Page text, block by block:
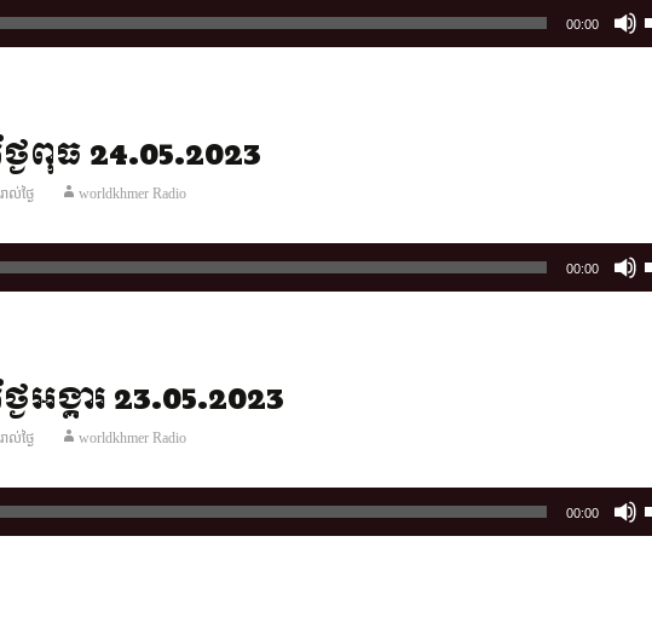
00:00
ៃពុធ 24.05.2023
ល់ថ្ងៃ worldkhmer Radio
00:00
អង្គារ 23.05.2023
ល់ថ្ងៃ worldkhmer Radio
00:00